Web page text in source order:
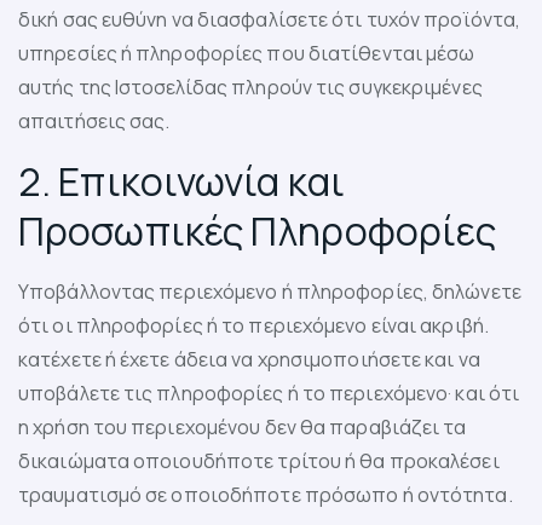
δική σας ευθύνη να διασφαλίσετε ότι τυχόν προϊόντα,
υπηρεσίες ή πληροφορίες που διατίθενται μέσω
αυτής της Ιστοσελίδας πληρούν τις συγκεκριμένες
απαιτήσεις σας.
2. Επικοινωνία και
Προσωπικές Πληροφορίες
Υποβάλλοντας περιεχόμενο ή πληροφορίες, δηλώνετε
ότι οι πληροφορίες ή το περιεχόμενο είναι ακριβή.
κατέχετε ή έχετε άδεια να χρησιμοποιήσετε και να
υποβάλετε τις πληροφορίες ή το περιεχόμενο· και ότι
η χρήση του περιεχομένου δεν θα παραβιάζει τα
δικαιώματα οποιουδήποτε τρίτου ή θα προκαλέσει
τραυματισμό σε οποιοδήποτε πρόσωπο ή οντότητα.